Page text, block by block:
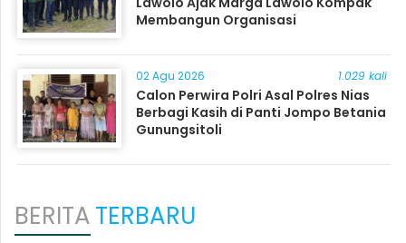
Membangun Organisasi
02 Agu 2026 1.029 kali
Calon Perwira Polri Asal Polres Nias
Berbagi Kasih di Panti Jompo Betania
Gunungsitoli
BERITATERBARU